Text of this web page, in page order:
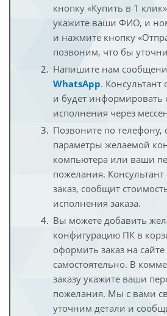
кнопку «Купить в 1
укажите ваши ФИО, и
и нажмите кнопку
позвоним, что бы
Напишите нам
WhatsApp. Консультант
и будет информировать
исполнения через
Позвоните по телефону,
параметры желаемой
компьютера или ваши
пожелания.
заказ, сообщит
исполнения заказа.
Вы можете добавить
конфигурацию ПК в
оформить заказ на сайте
самостоятельно. В
заказу укажите ваши
пожелания. Мы с вами
уточним детали и